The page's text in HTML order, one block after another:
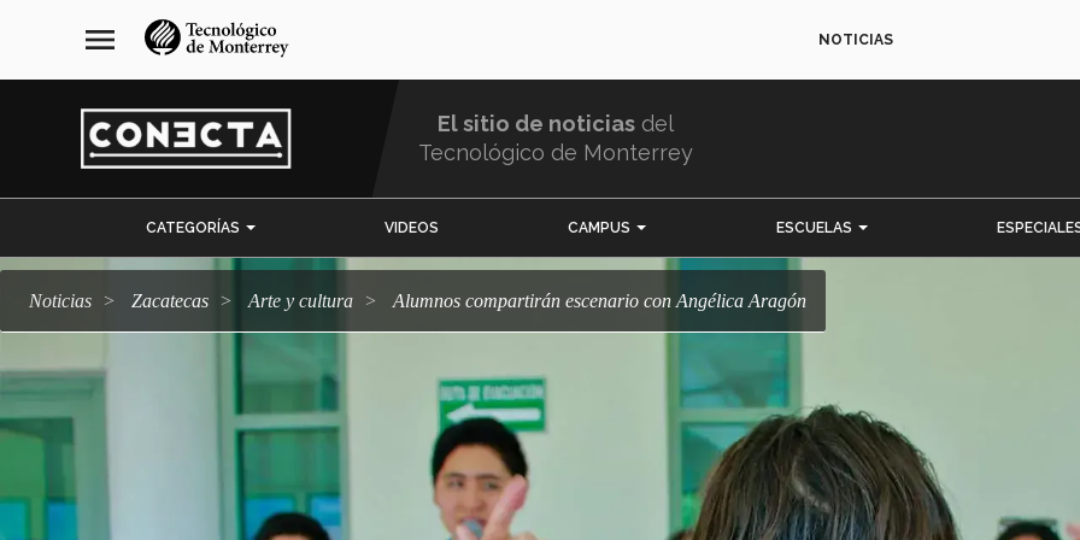
navegación
principal
menu NOTICIAS
El sitio de noticias del
Tecnológico de Monterrey
CATEGORÍAS VIDEOS CAMPUS ESCUELAS
Noticias Zacatecas arte y cultura Alumnos compartirán escenario con Angélica Aragón